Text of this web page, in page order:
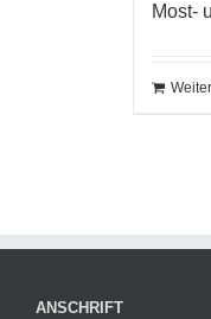
Most-
ANSCHRIFT